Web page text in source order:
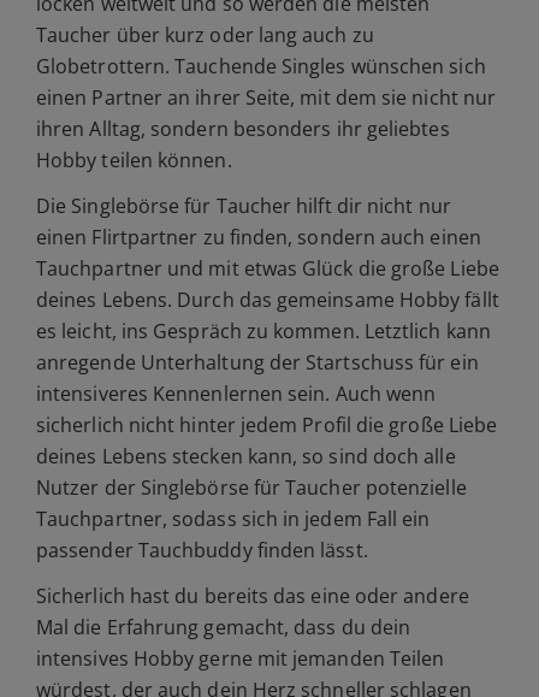
Taucher über kurz oder lang auch zu
Globetrottern. Tauchende Singles wünschen sich
einen Partner an ihrer Seite, mit dem sie nicht nur
ihren Alltag, sondern besonders ihr geliebtes
Hobby teilen können.
Die Singlebörse für Taucher hilft dir nicht nur
einen Flirtpartner zu finden, sondern auch einen
Tauchpartner und mit etwas Glück die große Liebe
deines Lebens. Durch das gemeinsame Hobby fällt
es leicht, ins Gespräch zu kommen. Letztlich kann
anregende Unterhaltung der Startschuss für ein
intensiveres Kennenlernen sein. Auch wenn
sicherlich nicht hinter jedem Profil die große Liebe
deines Lebens stecken kann, so sind doch alle
Nutzer der Singlebörse für Taucher potenzielle
Tauchpartner, sodass sich in jedem Fall ein
passender Tauchbuddy finden lässt.
Sicherlich hast du bereits das eine oder andere
Mal die Erfahrung gemacht, dass du dein
intensives Hobby gerne mit jemanden Teilen
würdest, der auch dein Herz schneller schlagen